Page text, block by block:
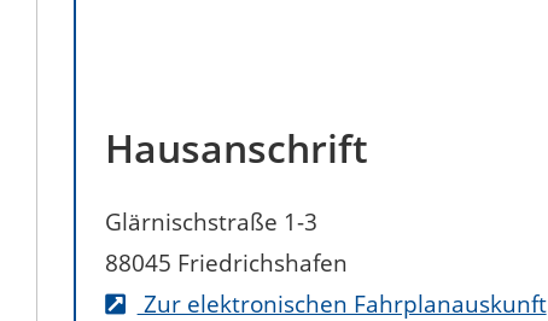
Hausanschrift
Glärnischstraße 1-3
88045 Friedrichshafen
Zur elektronischen Fahrplanauskunft